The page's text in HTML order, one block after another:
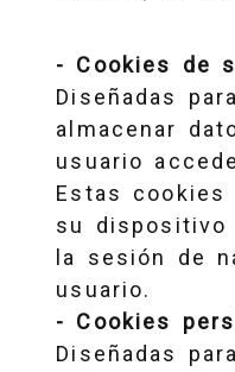
- Cookies de
Diseñadas
almacenar
usuario
Estas cookies
su dispositivo
la sesión de
usuario.
- Cookies
Diseñadas